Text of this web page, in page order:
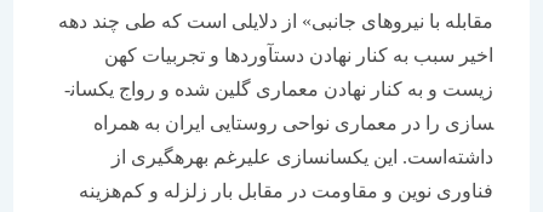
مقابله با نیروهای جانبی» از دلایلی است که طی چند دهه
اخیر سبب به کنار نهادن دست­آوردها و تجربیات کهن
زیست و به کنار نهادن معماری گلین شده و رواج یکسان­
سازی را در معماری نواحی روستایی ایران به همراه
داشته‌است. این یکسان­سازی علیرغم بهره­گیری از
فناوری نوین و مقاومت در مقابل بار زلزله و کم‌هزینه